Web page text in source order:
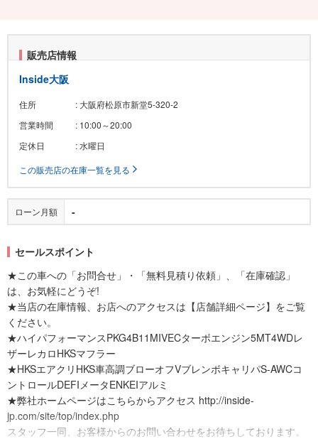
販売店情報
Inside大阪
住所
: 大阪府松原市新堂5-320-2
営業時間
: 10:00～20:00
定休日
: 水曜日
この販売店の在庫一覧を見る
ローン月額 -
セールスポイント
★この車への「お問合せ」・「無料見積り依頼」、「在庫確認」
は、お気軽にどうぞ!
★当店の在庫情報、お店へのアクセスは【店舗詳細ページ】をご覧
ください。
★ハイパフォーマンスPKG4B11MIVECターボエンジン5MT4WDレ
ザーレカロHKSマフラー
★HKSエアクリHKS車高調ブローオフVブレンボキャリパS-AWCコ
ントロールDEFIメータENKEIアルミ
★弊社ホームページはこちらからアクセス http://inside-
jp.com/site/top/index.php
スタッフ一同、お客様からのお問い合わせをお待ちしております。